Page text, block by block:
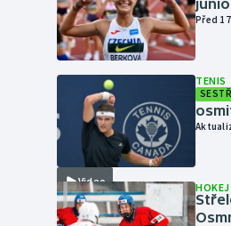
Před
Video
TENIS
HOKEJ